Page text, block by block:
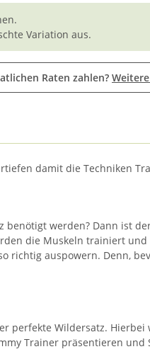
Variation aus.
Raten zahlen?
damit die Techniken
werden? Dann ist
die Muskeln trainiert
richtig auspowern. Denn,
perfekte Wildersatz.
Trainer präsentieren und